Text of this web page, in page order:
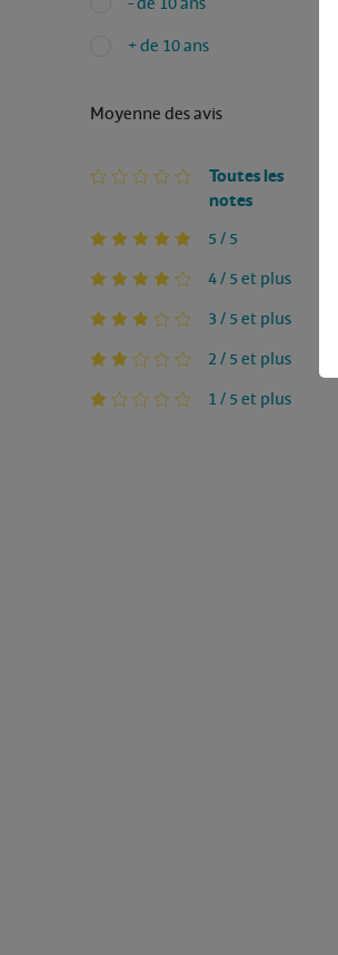
+ de 10 ans
Moyenne des avis
Toutes les
notes
5 / 5
4 / 5 et plus
3 / 5 et plus
2 / 5 et plus
1 / 5 et plus